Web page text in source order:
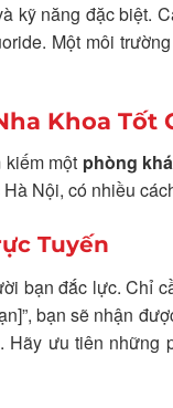
kỹ năng đặc biệt.
Một môi
Khoa Tốt
một phòng
Nội, có nhiều
Tuyến
bạn đắc lực. Chỉ
bạn sẽ nhận
ưu tiên những